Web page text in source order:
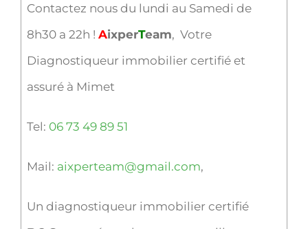
Contactez nous du lundi au Samedi de
8h30 a 22h ! AixperTeam, Votre
Diagnostiqueur immobilier certifié et
assuré à Mimet
Tel: 06 73 49 89 51
Mail: aixperteam@gmail.com,
Un diagnostiqueur immobilier certifié